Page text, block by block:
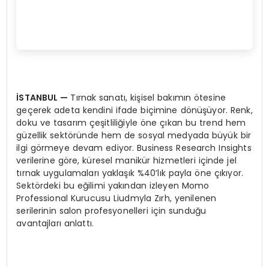
İSTANBUL — Tırnak sanatı, kişisel bakımın ötesine
geçerek adeta kendini ifade biçimine dönüşüyor. Renk,
doku ve tasarım çeşitliliğiyle öne çıkan bu trend hem
güzellik sektöründe hem de sosyal medyada büyük bir
ilgi görmeye devam ediyor. Business Research Insights
verilerine göre, küresel manikür hizmetleri içinde jel
tırnak uygulamaları yaklaşık %40’lık payla öne çıkıyor.
Sektördeki bu eğilimi yakından izleyen Momo
Professional Kurucusu Liudmyla Zırh, yenilenen
serilerinin salon profesyonelleri için sunduğu
avantajları anlattı.